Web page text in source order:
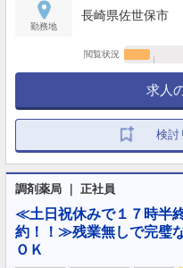
勤務地
長崎県佐世保市
閲覧状況
求人
検討
調剤薬局 ｜ 正社員
≪土日祝休みで１７時半
約！！≫残業無しで完璧
ＯＫ